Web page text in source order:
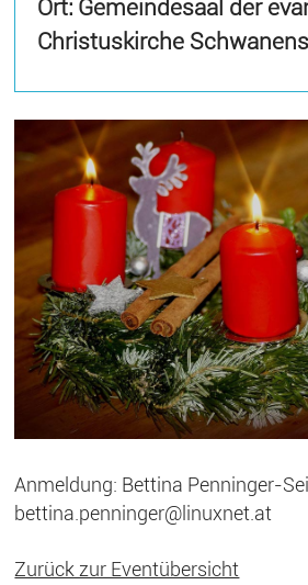
Ort: Gemeindesaal der
Christuskirche
Anmeldung: Bettina Penninger-
bettina.penninger@linuxnet.at
Zurück zur Eventübersicht